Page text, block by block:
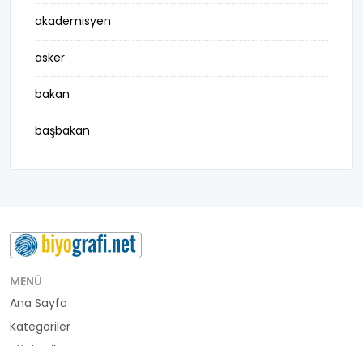
akademisyen
asker
bakan
başbakan
belediye başkanı
buluş
bürokrat
büyükelçi
MENÜ
Ana Sayfa
Kategoriler